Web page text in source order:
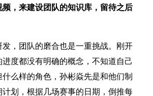
，来建设团队的知识库，留待之后
，团队的磨合也是一重挑战。刚开
度都没有明确的概念，不知道自己
么样的角色，孙彬焱先是和他们制
划，根据几场赛事的日期，倒推每